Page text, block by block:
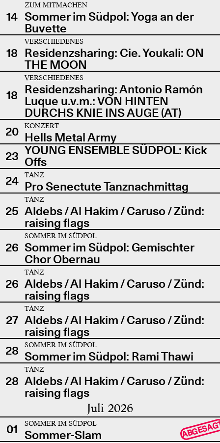
14
ZUM MITMACHEN
Sommer im Südpol: Yoga an der
Buvette
18
VERSCHIEDENES
Residenzsharing: Cie. Youkali: ON
THE MOON
18
VERSCHIEDENES
Residenzsharing: Antonio Ramón
Luque u.v.m.: VON HINTEN
DURCHS KNIE INS AUGE (AT)
20
KONZERT
Hells Metal Army
23 YOUNG ENSEMBLE SÜDPOL: Kick
Offs
24
TANZ
Pro Senectute Tanznachmittag
25
TANZ
Aldebs / Al Hakim / Caruso / Zünd:
raising flags
26
SOMMER IM SÜDPOL
Sommer im Südpol: Gemischter
Chor Obernau
26
TANZ
Aldebs / Al Hakim / Caruso / Zünd:
raising flags
27
TANZ
Aldebs / Al Hakim / Caruso / Zünd:
raising flags
28
SOMMER IM SÜDPOL
Sommer im Südpol: Rami Thawi
28
TANZ
Aldebs / Al Hakim / Caruso / Zünd:
raising flags
Juli 2026
01 SOMMER IM SÜDPOL
Sommer-Slam